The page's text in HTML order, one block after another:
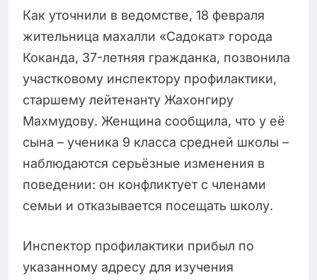
Как уточнили в ведомстве, 18 февраля
жительница махалли «Садокат» города
Коканда, 37-летняя гражданка, позвонила
участковому инспектору профилактики,
старшему лейтенанту Жахонгиру
Махмудову. Женщина сообщила, что у её
сына – ученика 9 класса средней школы –
наблюдаются серьёзные изменения в
поведении: он конфликтует с членами
семьи и отказывается посещать школу.
Инспектор профилактики прибыл по
указанному адресу для изучения